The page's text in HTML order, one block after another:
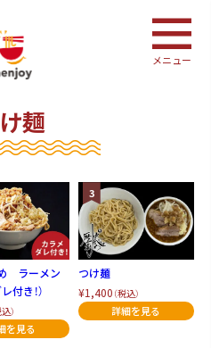
メニュー
麺
ラーメン
付き！）
）
つけ麺
¥1,400 （税込）